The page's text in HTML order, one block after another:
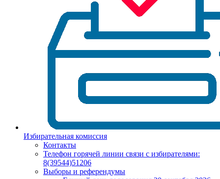
Избирательная комиссия
Контакты
Телефон горячей линии связи с избирателями:
8(39544)51206
Выборы и референдумы